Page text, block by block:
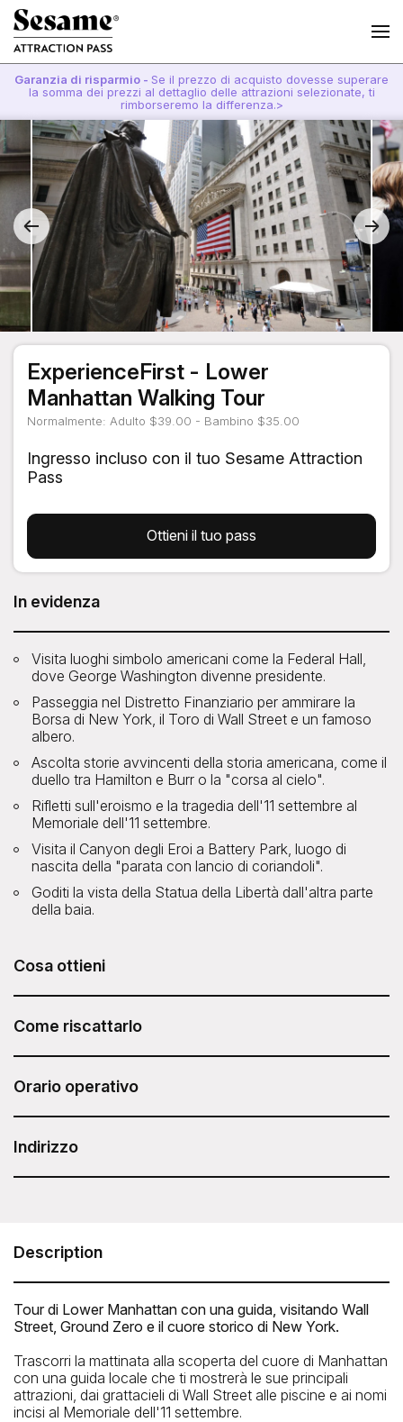
Garanzia di risparmio - Se il prezzo di acquisto dovesse superare
la somma dei prezzi al dettaglio delle attrazioni selezionate, ti
rimborseremo la differenza.>
ExperienceFirst - Lower
Manhattan Walking Tour
Normalmente: Adulto $39.00 - Bambino $35.00
Ingresso incluso con il tuo Sesame Attraction
Pass
Ottieni il tuo pass
In evidenza
Visita luoghi simbolo americani come la Federal Hall,
dove George Washington divenne presidente.
Passeggia nel Distretto Finanziario per ammirare la
Borsa di New York, il Toro di Wall Street e un famoso
albero.
Ascolta storie avvincenti della storia americana, come il
duello tra Hamilton e Burr o la "corsa al cielo".
Rifletti sull'eroismo e la tragedia dell'11 settembre al
Memoriale dell'11 settembre.
Visita il Canyon degli Eroi a Battery Park, luogo di
nascita della "parata con lancio di coriandoli".
Goditi la vista della Statua della Libertà dall'altra parte
della baia.
Cosa ottieni
incluso nel tuo Sesame Attraction Pass.
Come riscattarlo
tuo account per prenotare il biglietto.
Orario operativo
Durata: 2 ore.
Indirizzo
Telefono: +1 (929) 255-3971
Description
Tour di Lower Manhattan con una guida, visitando Wall
Street, Ground Zero e il cuore storico di New York.
Trascorri la mattinata alla scoperta del cuore di Manhattan
con una guida locale che ti mostrerà le sue principali
attrazioni, dai grattacieli di Wall Street alle piscine e ai nomi
incisi al Memoriale dell'11 settembre.